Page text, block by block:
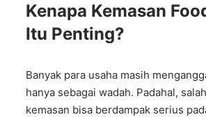
Kenapa Kemasan
Itu Penting?
Banyak para usaha masih
hanya sebagai wadah. Padahal,
kemasan bisa berdampak serius